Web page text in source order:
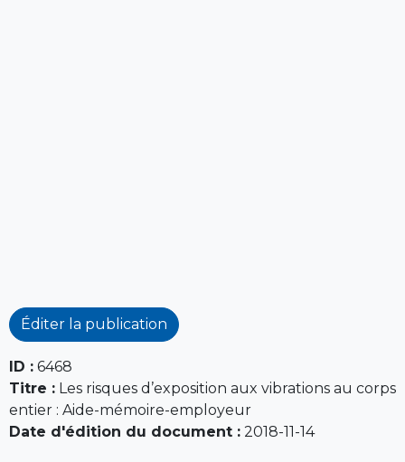
Éditer la publication
ID : 6468
Titre : Les risques d’exposition aux vibrations au corps
entier : Aide-mémoire-employeur
Date d'édition du document : 2018-11-14